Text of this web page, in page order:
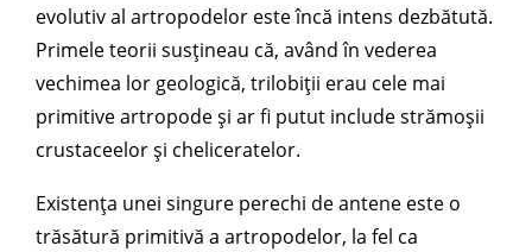
evolutiv al artropodelor este încă intens dezbătută.
Primele teorii susțineau că, având în vederea
vechimea lor geologică, trilobiții erau cele mai
primitive artropode și ar fi putut include strămoșii
crustaceelor și cheliceratelor.
Existența unei singure perechi de antene este o
trăsătură primitivă a artropodelor, la fel ca